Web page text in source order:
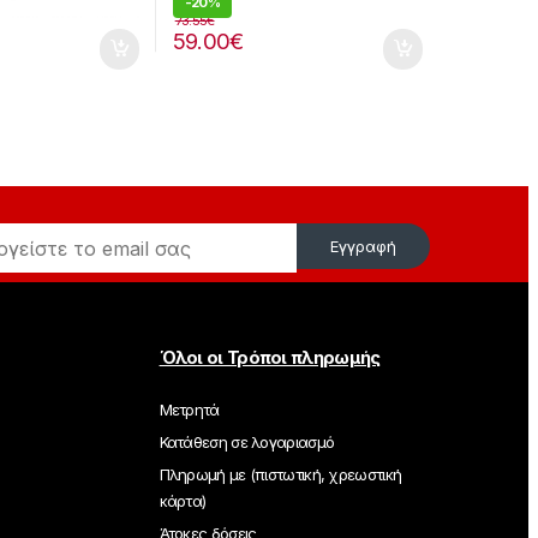
59.00€
73.55€
Εγγραφή
Όλοι οι Τρόποι πληρωμής
Μετρητά
Κατάθεση σε λογαριασμό
Πληρωμή με (πιστωτική, χρεωστική
κάρτα)
Άτοκες δόσεις